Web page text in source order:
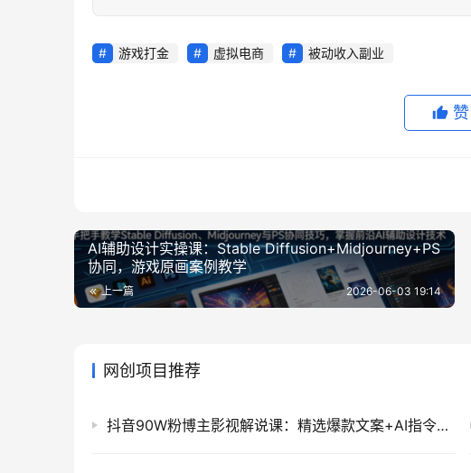
游戏打金 虚拟电商 被动收入副业
赞
AI辅助设计实操课：Stable Diffusion+Midjourney+PS
协同，游戏原画案例教学
上一篇 2026-06-03 19:14
网创项目推荐
抖音90W粉博主影视解说课：精选爆款文案+AI指令+剪辑配音变现